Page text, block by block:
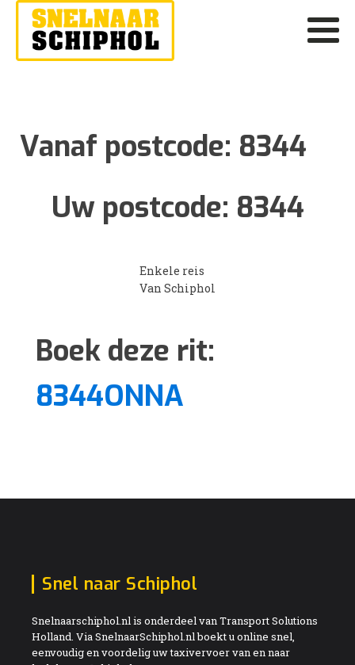
Vanaf postcode: 8344
Uw postcode: 8344
Enkele reis
Van Schiphol
Boek deze rit:
8344ONNA
Snel naar Schiphol
Snelnaarschiphol.nl is onderdeel van Transport Solutions
Holland. Via SnelnaarSchiphol.nl boekt u online snel,
eenvoudig en voordelig uw taxivervoer van en naar